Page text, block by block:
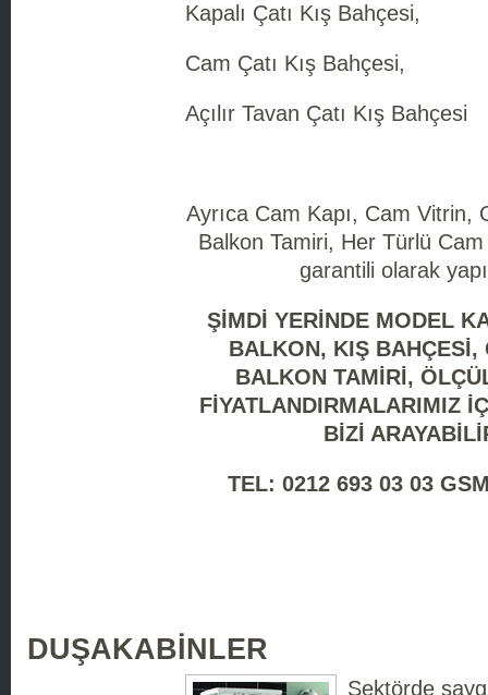
Kapalı Çatı Kış Bahçesi,
Cam Çatı Kış Bahçesi,
Açılır Tavan Çatı Kış Bahçesi
Ayrıca Cam Kapı, Cam Vitrin,
Balkon Tamiri, Her Türlü
garantili olarak
ŞİMDİ YERİNDE MODEL
BALKON, KIŞ BAHÇESİ,
BALKON TAMİRİ,
FİYATLANDIRMALARIMIZ
BİZİ
TEL: 0212 693 03 03
DUŞAKABİNLER
Sektörde